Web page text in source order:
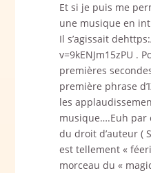
Et si je puis me
une musique en
Il s’agissait
v=9kENJm15zPU .
premières
première phrase
les
musique….Euh par
du droit d’auteur (
est tellement «
morceau du «